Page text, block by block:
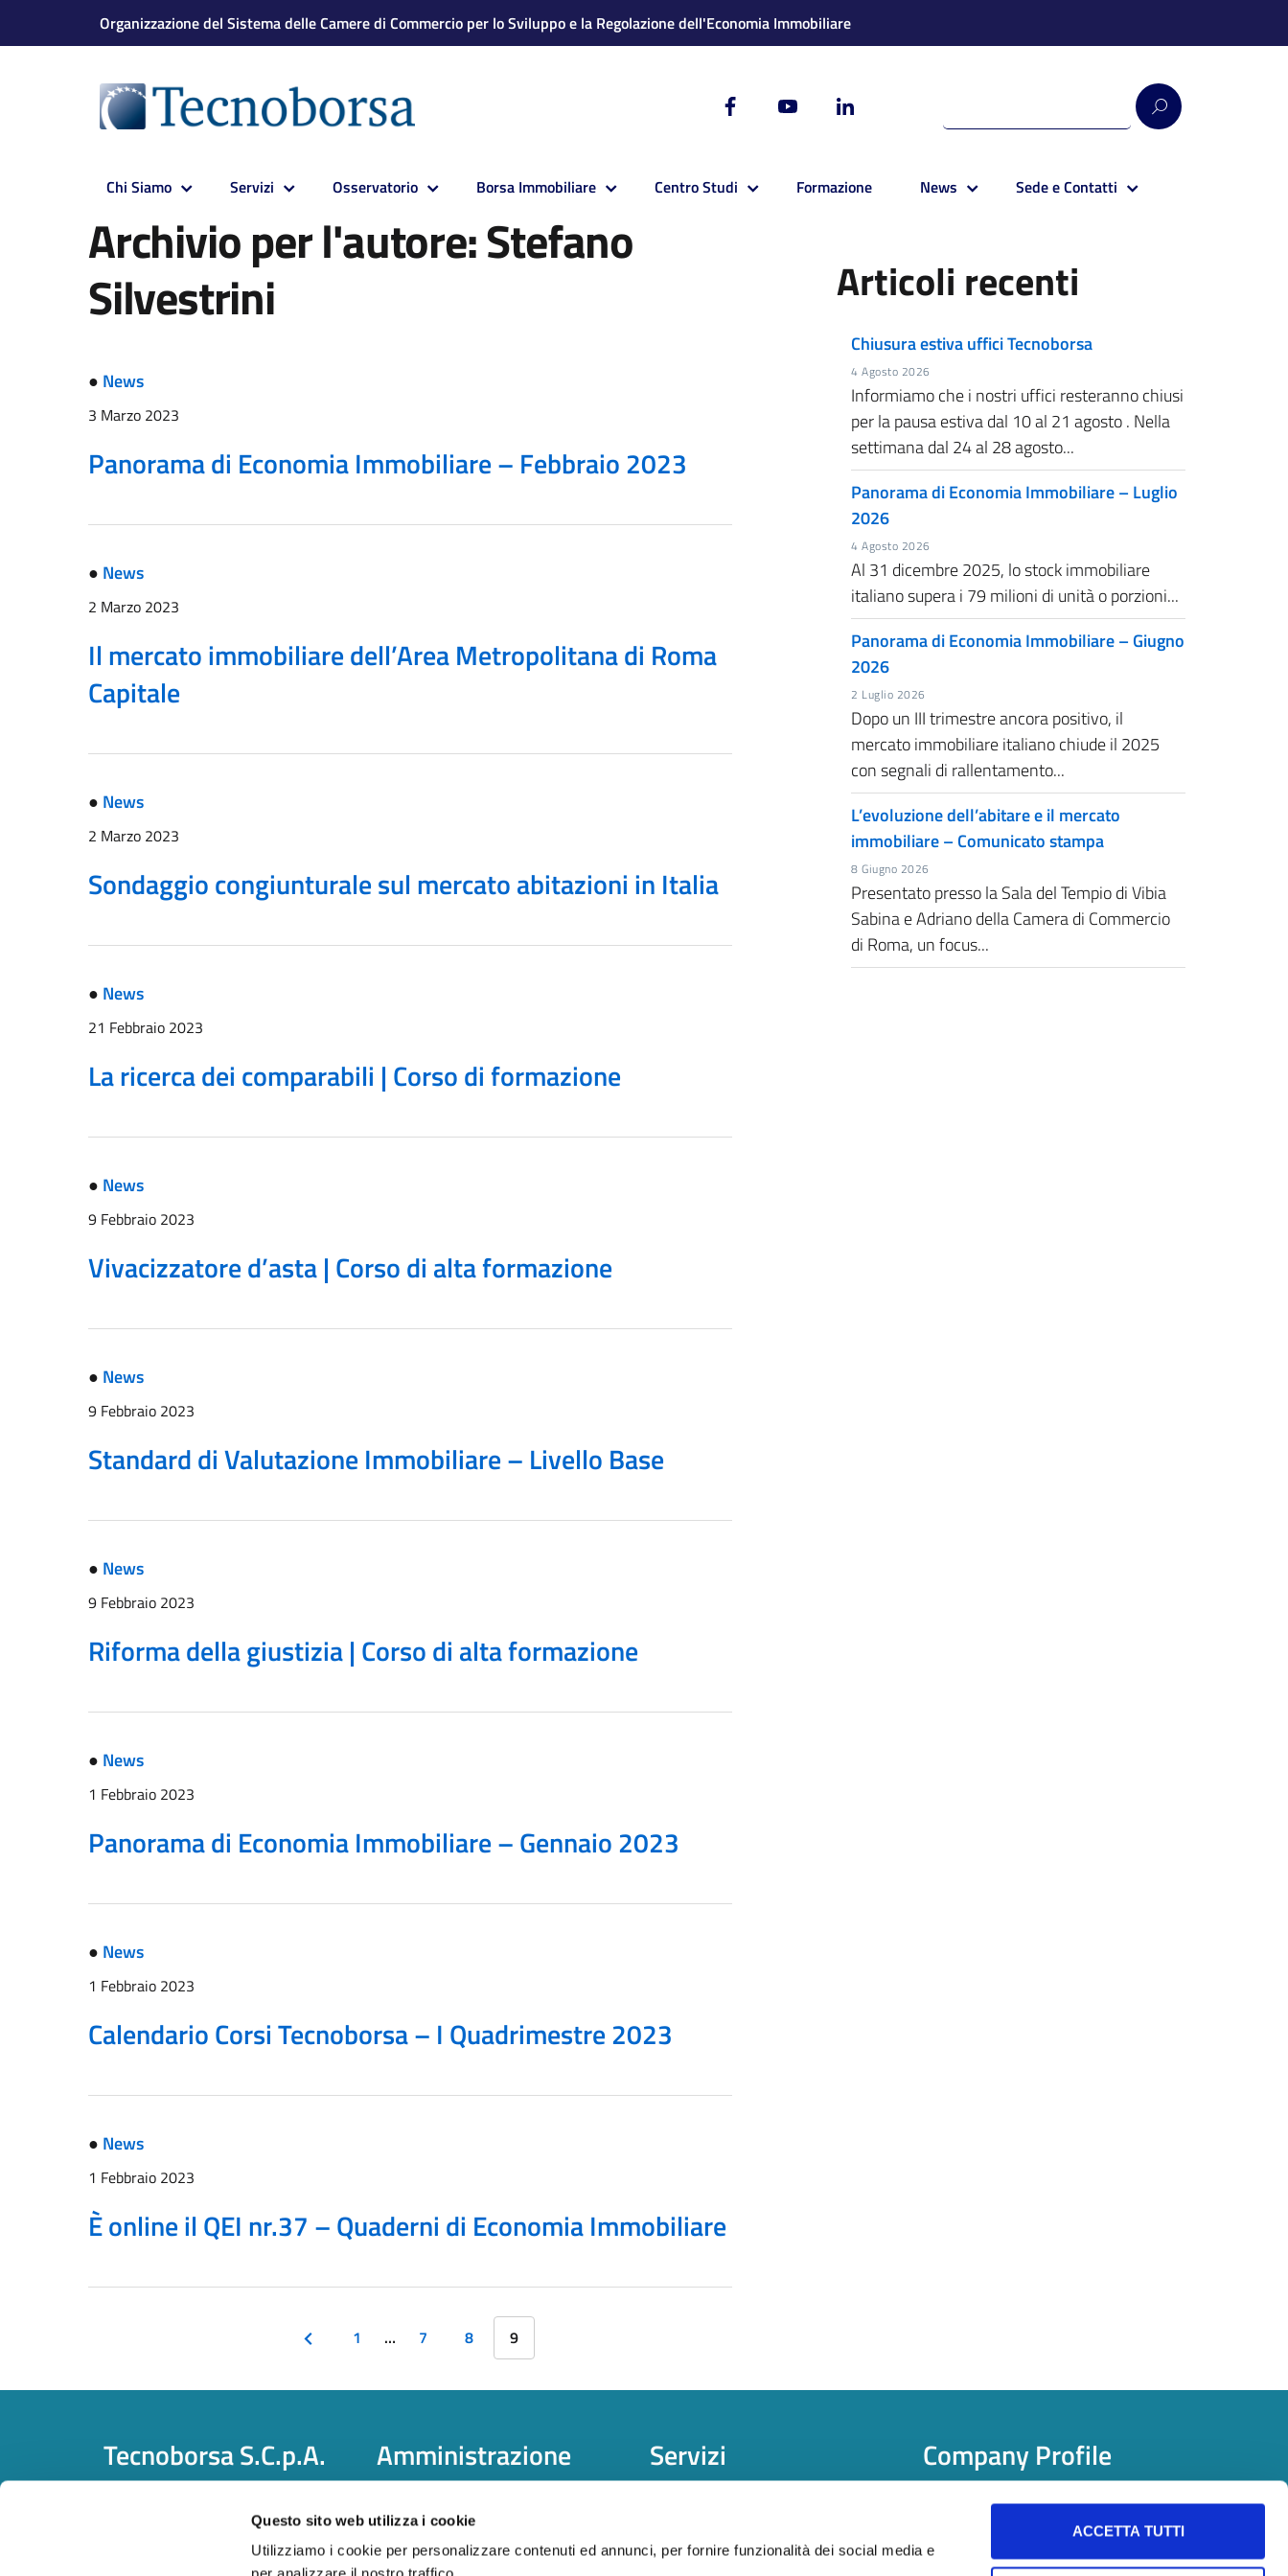
Questo sito web utilizza i cookie
Utilizziamo i cookie per personalizzare contenuti ed annunci, per fornire funzionalità dei social media e
ACCETTA TUTTI
Organizzazione del Sistema delle Camere di Commercio per lo Sviluppo e la Regolazione dell'Economia Immobiliare
Chi Siamo Servizi Osservatorio Borsa Immobiliare Centro Studi Formazione News Sede e Contatti
Archivio per l'autore: Stefano
Silvestrini
● News
3 Marzo 2023
Panorama di Economia Immobiliare – Febbraio 2023
● News
2 Marzo 2023
Il mercato immobiliare dell’Area Metropolitana di Roma
Capitale
● News
2 Marzo 2023
Sondaggio congiunturale sul mercato abitazioni in Italia
● News
21 Febbraio 2023
La ricerca dei comparabili | Corso di formazione
● News
9 Febbraio 2023
Vivacizzatore d’asta | Corso di alta formazione
● News
9 Febbraio 2023
Standard di Valutazione Immobiliare – Livello Base
● News
9 Febbraio 2023
Riforma della giustizia | Corso di alta formazione
● News
1 Febbraio 2023
Panorama di Economia Immobiliare – Gennaio 2023
● News
1 Febbraio 2023
Calendario Corsi Tecnoborsa – I Quadrimestre 2023
● News
1 Febbraio 2023
È online il QEI nr.37 – Quaderni di Economia Immobiliare
1 … 7 8 9
Articoli recenti
Chiusura estiva uffici Tecnoborsa
4 Agosto 2026
Informiamo che i nostri uffici resteranno chiusi
per la pausa estiva dal 10 al 21 agosto . Nella
settimana dal 24 al 28 agosto...
Panorama di Economia Immobiliare – Luglio
2026
4 Agosto 2026
Al 31 dicembre 2025, lo stock immobiliare
italiano supera i 79 milioni di unità o porzioni...
Panorama di Economia Immobiliare – Giugno
2026
2 Luglio 2026
Dopo un III trimestre ancora positivo, il
mercato immobiliare italiano chiude il 2025
con segnali di rallentamento...
L’evoluzione dell’abitare e il mercato
immobiliare – Comunicato stampa
8 Giugno 2026
Presentato presso la Sala del Tempio di Vibia
Sabina e Adriano della Camera di Commercio
di Roma, un focus...
Tecnoborsa S.C.p.A.
Pec: tecnoborsa@legalmail.it
Centralino: +39.06.57300710
Amministrazione
Società trasparente
Servizi
Analisi di Mercato
Borsa Immobiliare
Company Profile